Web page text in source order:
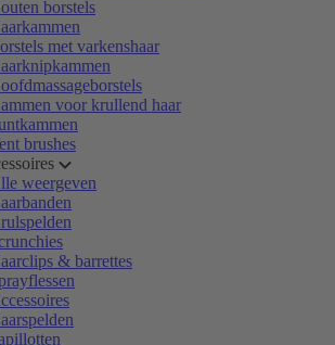
borstels
met varkenshaar
voor krullend haar
brushes
weergeven
& barrettes